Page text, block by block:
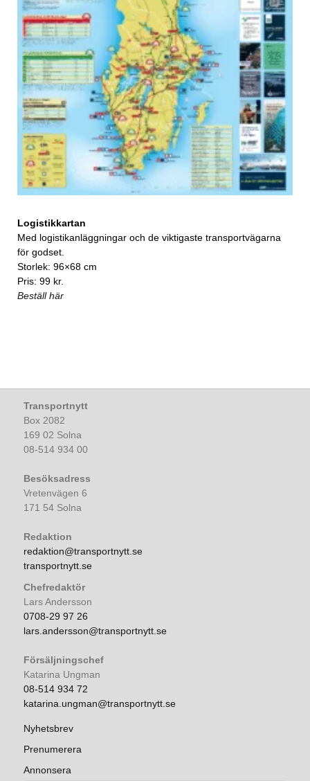
Logistikkartan
Med logistikanläggningar och de viktigaste transportvägarna
för godset.
Storlek: 96×68 cm
Pris: 99 kr.
Beställ här
Transportnytt
Box 2082
169 02 Solna
08-514 934 00
Besöksadress
Vretenvägen 6
171 54 Solna
Redaktion
redaktion@transportnytt.se
transportnytt.se
Chefredaktör
Lars Andersson
0708-29 97 26
lars.andersson@transportnytt.se
Försäljningschef
Katarina Ungman
08-514 934 72
katarina.ungman@transportnytt.se
Nyhetsbrev
Prenumerera
Annonsera